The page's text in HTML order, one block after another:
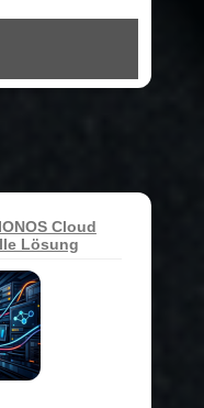
Cloud
Lösung